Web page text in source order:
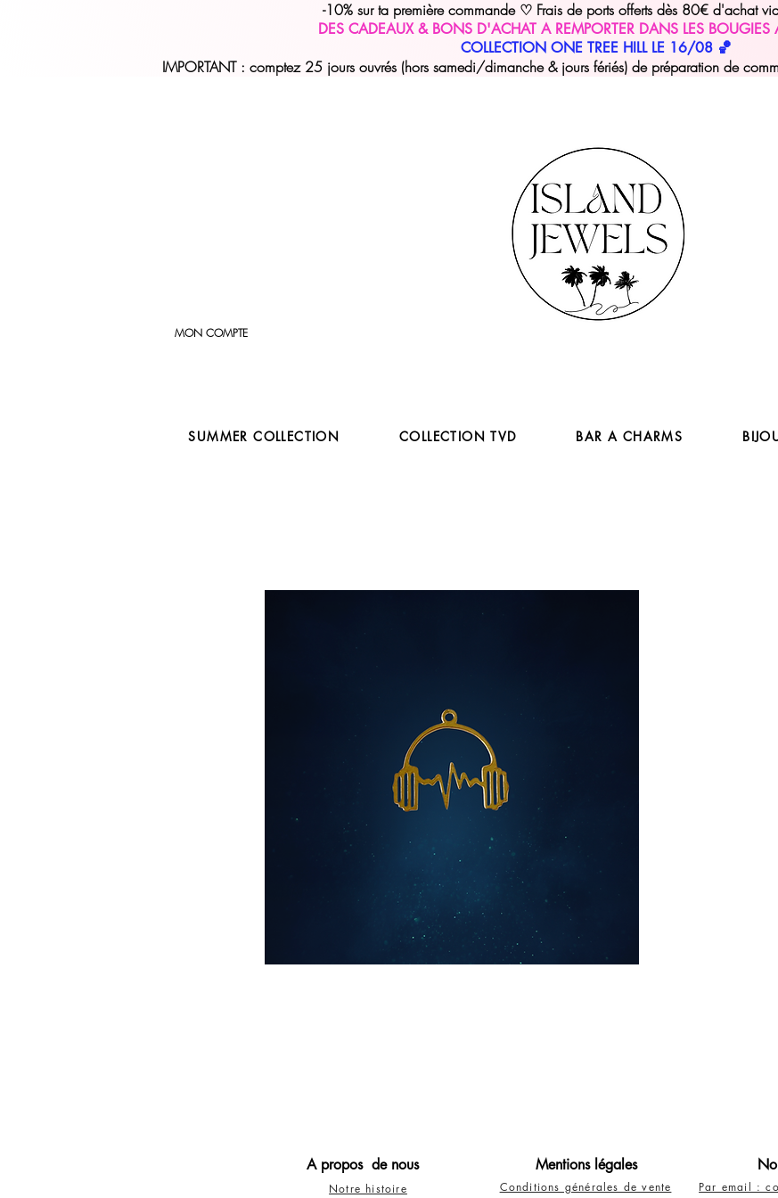
-10% sur ta première commande ♡ Frais de ports offerts dès 80€ d'achat
DES CADEAUX & BONS D'ACHAT A REMPORTER DANS LES BOUGIES
COLLECTION ONE TREE HILL LE 16/08 🏀
IMPORTANT : comptez 25 jours ouvrés (hors samedi/dimanche & jours fériés) de préparation de
MON COMPTE
SUMMER COLLECTION COLLECTION TVD BAR A CHARMS
A propos de nous
Notre histoire
Mentions légales
Conditions générales de vente Par email :